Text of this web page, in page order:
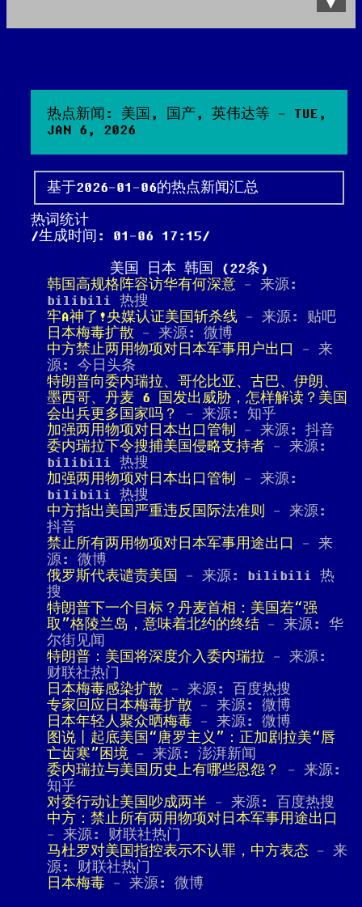
热点新闻: 美国, 国产, 英伟达等 - TUE,
JAN 6, 2026
基于2026-01-06的热点新闻汇总
热词统计
生成时间: 01-06 17:15
美国 日本 韩国 (22条)
韩国高规格阵容访华有何深意 - 来源:
bilibili 热搜
牢A神了!央媒认证美国斩杀线 - 来源: 贴吧
日本梅毒扩散 - 来源: 微博
中方禁止两用物项对日本军事用户出口
- 来
源: 今日头条
特朗普向委内瑞拉、哥伦比亚、古巴、伊朗、
墨西哥、丹麦 6 国发出威胁，怎样解读？美国
会出兵更多国家吗？
- 来源: 知乎
加强两用物项对日本出口管制 - 来源: 抖音
委内瑞拉下令搜捕美国侵略支持者 - 来源:
bilibili 热搜
加强两用物项对日本出口管制 - 来源:
bilibili 热搜
中方指出美国严重违反国际法准则
- 来源:
抖音
禁止所有两用物项对日本军事用途出口
- 来
源: 微博
俄罗斯代表谴责美国
- 来源: bilibili 热
搜
特朗普下一个目标？丹麦首相：美国若“强
取”格陵兰岛，意味着北约的终结 - 来源: 华
尔街见闻
特朗普：美国将深度介入委内瑞拉 - 来源:
财联社热门
日本梅毒感染扩散 - 来源: 百度热搜
专家回应日本梅毒扩散 - 来源: 微博
日本年轻人聚众晒梅毒 - 来源: 微博
图说丨起底美国“唐罗主义”：正加剧拉美“唇
亡齿寒”困境 - 来源: 澎湃新闻
委内瑞拉与美国历史上有哪些恩怨？
- 来源:
知乎
对委行动让美国吵成两半 - 来源: 百度热搜
中方：禁止所有两用物项对日本军事用途出口
- 来源: 财联社热门
马杜罗对美国指控表示不认罪，中方表态 - 来
源: 财联社热门
日本梅毒 - 来源: 微博